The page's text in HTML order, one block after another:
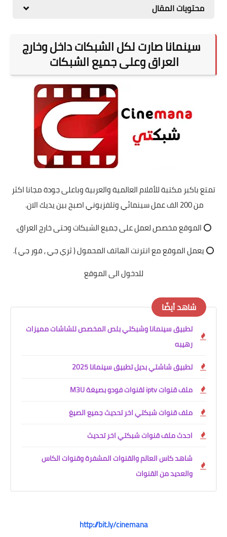
محتويات المقال
سينمانا صارت لكل الشبكات داخل وخارج
العراق وعلى جميع الشبكات
تمتع باكبر مكتبة للأفلام العالمية والعربية وباعلى جودة مجانا اكثر
من 200 الف عمل سينمائي وتلفزيوني اصبح بين يديك الان.
⭕️ الموقع مخصص لعمل على جميع الشبكات وحتى خارج العراق.
⭕️ يعمل الموقع مع انترنت الهاتف المحمول ( ثري جي , فور جي ).
للدخول الى الموقع
شاهد أيضًا
تطبيق سينمانا وشبكتي بلص المخصص للشاشات مميزات
رهيبه
تطبيق شاشتي بديل تطبيق سينمانا 2025
ملف قنوات iptv لقنوات فودو بصيغة M3U
ملف قنوات شبكتي اخر تحديث جميع الصيغ
احدث ملف قنوات شبكتي اخر تحديث
شاهد كاس العالم والقنوات المشفرة وقنوات الكاس
والعديد من القنوات
http://bit.ly/cinemana